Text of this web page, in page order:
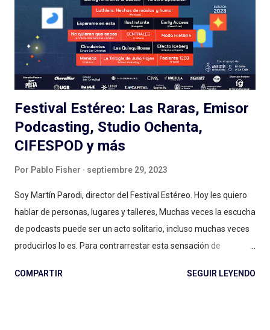
Festival Estéreo: Las Raras, Emisor
Podcasting, Studio Ochenta,
CIFESPOD y más
Por Pablo Fisher septiembre 29, 2023
Soy Martín Parodi, director del Festival Estéreo. Hoy les quiero
hablar de personas, lugares y talleres, Muchas veces la escucha
de podcasts puede ser un acto solitario, incluso muchas veces
producirlos lo es. Para contrarrestar esta sensación de
evento social ante todo, para conocernos, para vernos, para
COMPARTIR SEGUIR LEYENDO